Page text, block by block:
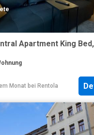
Apartment King
Monat bei Rentola